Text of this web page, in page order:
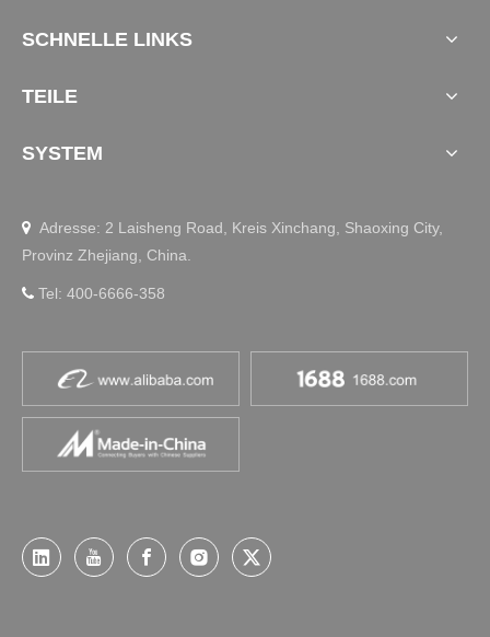
SCHNELLE LINKS
TEILE
SYSTEM
 Adresse: 2 Laisheng Road, Kreis Xinchang, Shaoxing City,
Provinz Zhejiang, China.
 Tel: 400-6666-358